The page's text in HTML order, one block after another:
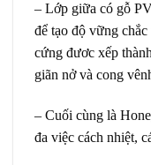
– Lớp giữa có gỗ
để tạo độ vững
cứng đươc xếp
giãn nở và cong
– Cuối cùng là
đa việc cách nhiệt,